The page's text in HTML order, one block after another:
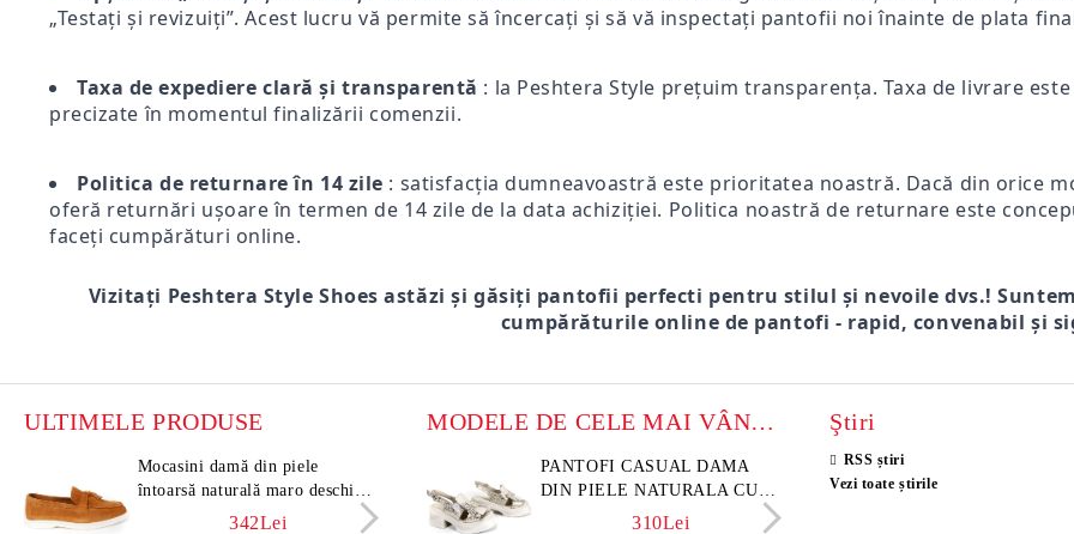
„Testați și revizuiți”. Acest lucru vă permite să încercați și să vă inspectați pantofii noi înainte de plata
Taxa de expediere clară și transparentă : la Peshtera Style prețuim transparența. Taxa de livrare
precizate în momentul finalizării comenzii.
Politica de returnare în 14 zile : satisfacția dumneavoastră este prioritatea noastră. Dacă din orice
oferă returnări ușoare în termen de 14 zile de la data achiziției. Politica noastră de returnare este
faceți cumpărături online.
Vizitați Peshtera Style Shoes astăzi și găsiți pantofii perfecti pentru stilul și nevoile dvs.!
cumpărăturile online de pantofi - rapid, convenabil și
ULTIMELE PRODUSE
Mocasini damă din piele
întoarsă naturală maro deschis –
342Lei
Mocasini damă din piele
întoarsă naturală maro închis –
Vero Lume
342Lei
Sandale damă din piele velur
naturală culoare maro deschis
MODELE DE CELE MAI VÂNZATE
PANTOFI CASUAL DAMA
DIN PIELE NATURALA CU
IMPRIMEU FLORAL -
310Lei
ELIA MOVE –
VARĂ ALBI DIN
Ştiri
RSS știri
Vezi toate știrile